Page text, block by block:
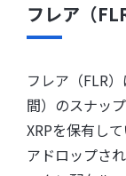
フレア（
フレア（FLR
間）のスナッ
XRPを保有し
アドロップさ